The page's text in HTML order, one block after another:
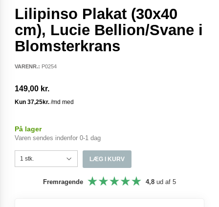
Lilipinso Plakat (30x40
cm), Lucie Bellion/Svane i
Blomsterkrans
VARENR.: P0254
149,00 kr.
På lager
Varen sendes indenfor 0-1 dag
LÆG I KURV
Fremragende 4,8 ud af 5